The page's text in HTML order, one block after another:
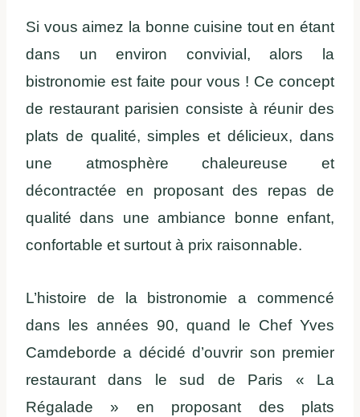
Si vous aimez la bonne cuisine tout en étant
dans un environ convivial, alors la
bistronomie est faite pour vous ! Ce concept
de restaurant parisien consiste à réunir des
plats de qualité, simples et délicieux, dans
une atmosphère chaleureuse et
décontractée en proposant des repas de
qualité dans une ambiance bonne enfant,
confortable et surtout à prix raisonnable.
L’histoire de la bistronomie a commencé
dans les années 90, quand le Chef Yves
Camdeborde a décidé d’ouvrir son premier
restaurant dans le sud de Paris « La
Régalade » en proposant des plats